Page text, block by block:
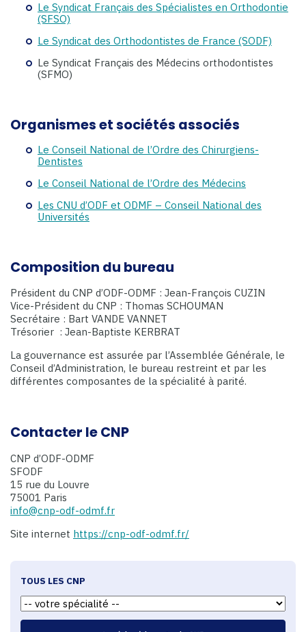
Le Syndicat Français des Spécialistes en Orthodontie
(SFSO)
Le Syndicat des Orthodontistes de France (SODF)
Le Syndicat Français des Médecins orthodontistes
(SFMO)
Organismes et sociétés associés
Le Conseil National de l’Ordre des Chirurgiens-
Dentistes
Le Conseil National de l’Ordre des Médecins
Les CNU d’ODF et ODMF – Conseil National des
Universités
Composition du bureau
Président du CNP d’ODF-ODMF : Jean-François CUZIN
Vice-Président du CNP : Thomas SCHOUMAN
Secrétaire : Bart VANDE VANNET
Trésorier ​ : Jean-Baptiste KERBRAT
La gouvernance est assurée par l’Assemblée Générale, le
Conseil d’Administration, le bureau restreint et par les
différentes composantes de la spécialité à parité.
Contacter le CNP
CNP d’ODF-ODMF
SFODF
15 rue du Louvre
75001 Paris
info@cnp-odf-odmf.fr
Site internet https://cnp-odf-odmf.fr/
TOUS LES CNP